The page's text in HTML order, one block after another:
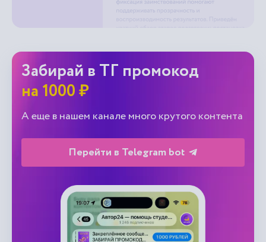
Забирай в ТГ промокод
на 1000 ₽
А еще в нашем канале много крутого контента
Перейти в Telegram bot